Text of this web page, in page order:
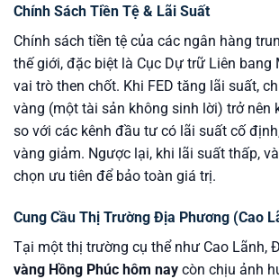
Chính Sách Tiền Tệ & Lãi Suất
Chính sách tiền tệ của các ngân hàng
thế giới, đặc biệt là Cục Dự trữ Liên bang
vai trò then chốt. Khi FED tăng lãi suất,
vàng (một tài sản không sinh lời) trở nên
so với các kênh đầu tư có lãi suất cố
vàng giảm. Ngược lại, khi lãi suất thấp,
chọn ưu tiên để bảo toàn giá trị.
Cung Cầu Thị Trường Địa Phương (Cao
Tại một thị trường cụ thể như Cao Lãnh,
vàng Hồng Phúc hôm nay còn chịu ảnh